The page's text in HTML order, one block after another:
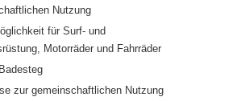
Nutzung
für Surf- und
Motorräder und Fahrräder
zur gemeinschaftlichen Nutzung